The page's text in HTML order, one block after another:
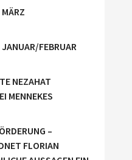
FEBRUAR
NEZAHAT
MENNEKES
–
FLORIAN